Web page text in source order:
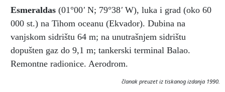
Esmeraldas (01°00' N; 79°38' W), luka i grad (oko 60
000 st.) na Tihom oceanu (Ekvador). Dubina na
vanjskom sidrištu 64 m; na unutrašnjem sidrištu
dopušten gaz do 9,1 m; tankerski terminal Balao.
Remontne radionice. Aerodrom.
članak preuzet iz tiskanog izdanja 1990.